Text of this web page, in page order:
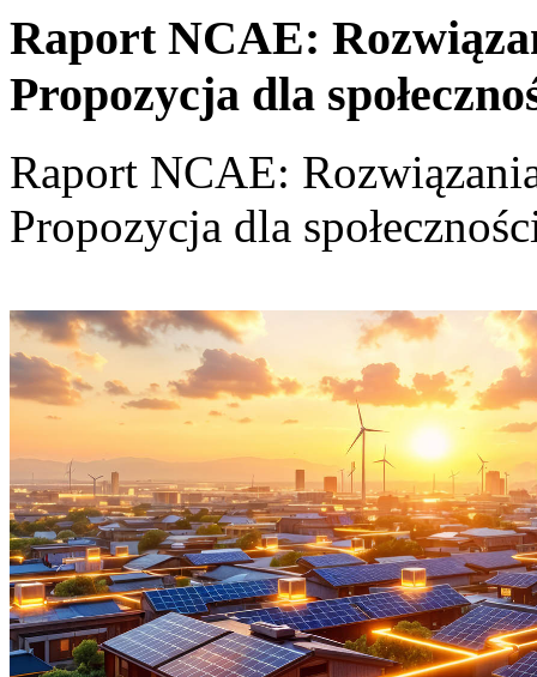
Raport NCAE:
Propozycja dla
Raport NCAE:
Propozycja dla